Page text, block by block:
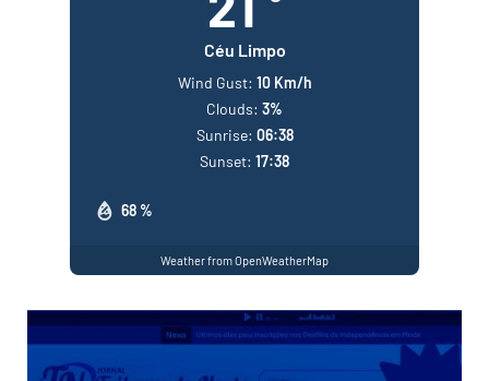
Céu Limpo
68 %
Wind Gust: 10 Km/h
Clouds: 3%
Sunrise: 06:38
Sunset: 17:38
Weather from OpenWeatherMap